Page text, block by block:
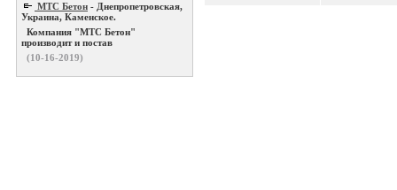
МТС Бетон - Днепропетровская,
Украина, Каменское.
Компания "МТС Бетон"
производит и постав
(10-16-2019)